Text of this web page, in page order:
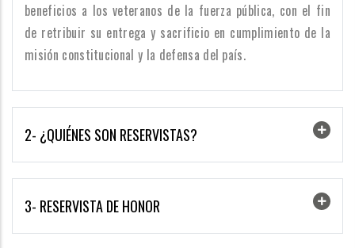
beneficios a los veteranos de la fuerza pública, con el fin
de retribuir su entrega y sacrificio en cumplimiento de la
misión constitucional y la defensa del país.
2- ¿QUIÉNES SON RESERVISTAS?
3- RESERVISTA DE HONOR